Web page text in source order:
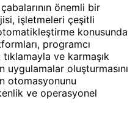
önemli bir
işletmeleri çeşitli
konusunda
programcı
ve karmaşık
oluşturmasını
otomasyonunu
ve operasyonel